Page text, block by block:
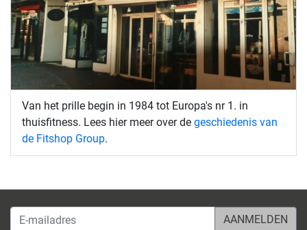
Van het prille begin in 1984 tot Europa's nr 1. in
thuisfitness. Lees hier meer over de geschiedenis van
de Fitshop Group.
E-mailadres